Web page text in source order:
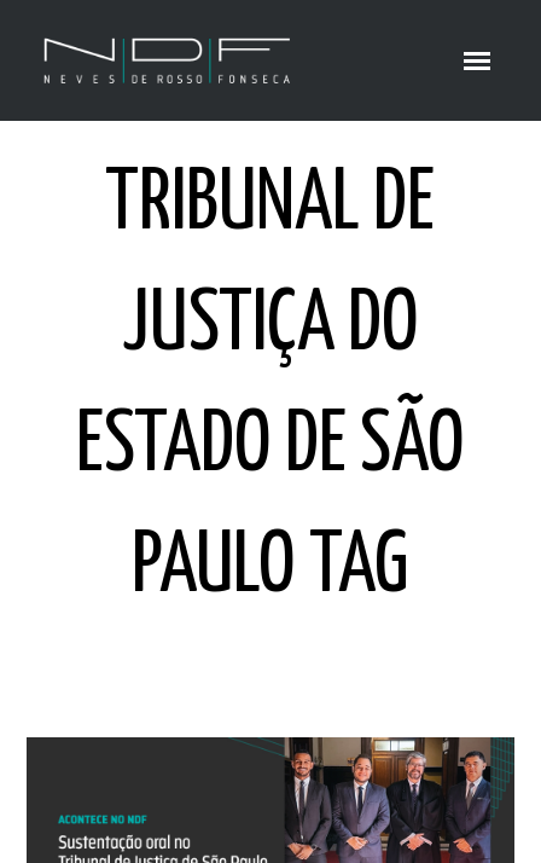
TRIBUNAL DE
JUSTIÇA DO
ESTADO DE SÃO
PAULO TAG